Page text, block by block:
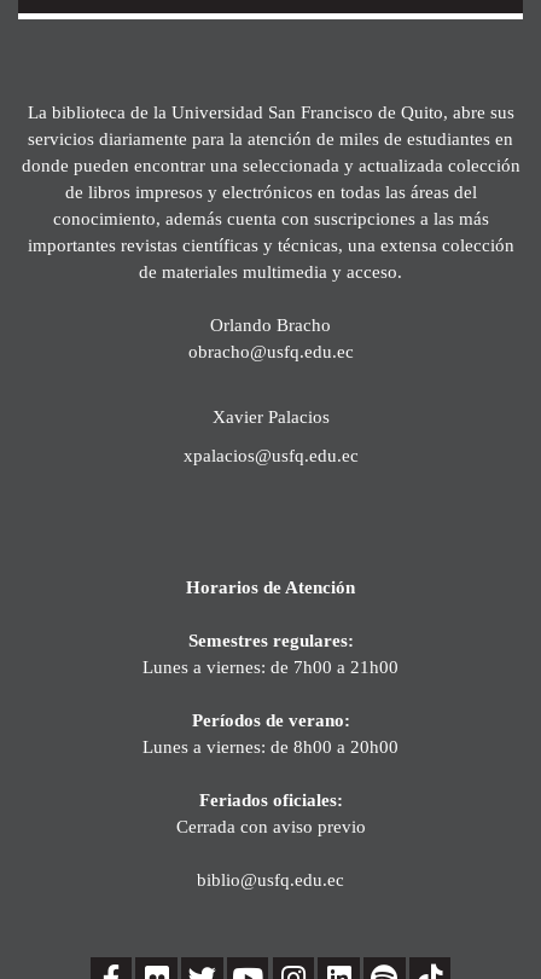
La biblioteca de la Universidad San Francisco de Quito, abre sus
servicios diariamente para la atención de miles de estudiantes en
donde pueden encontrar una seleccionada y actualizada colección
de libros impresos y electrónicos en todas las áreas del
conocimiento, además cuenta con suscripciones a las más
importantes revistas científicas y técnicas, una extensa colección
de materiales multimedia y acceso.
Orlando Bracho
obracho@usfq.edu.ec
Xavier Palacios
xpalacios@usfq.edu.ec
Horarios de Atención
Semestres regulares:
Lunes a viernes: de 7h00 a 21h00
Períodos de verano:
Lunes a viernes: de 8h00 a 20h00
Feriados oficiales:
Cerrada con aviso previo
biblio@usfq.edu.ec